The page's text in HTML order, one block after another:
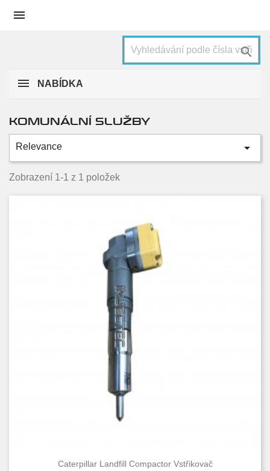


NABÍDKA
Caterpillar 1
KOMUNÁLNÍ SLUŽBY
Relevance 
Zobrazení 1-1 z 1 položek
Caterpillar Landfill Compactor Vstřikovač